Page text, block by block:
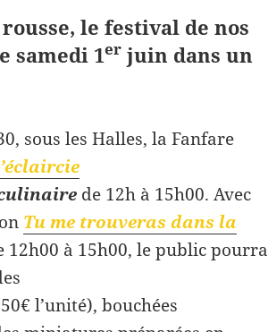
le festival de nos
samedi 1er juin dans un
sous les Halles, la Fanfare
de 12h à 15h00. Avec
Tu me trouveras dans la
12h00 à 15h00, le public pourra
l’unité), bouchées